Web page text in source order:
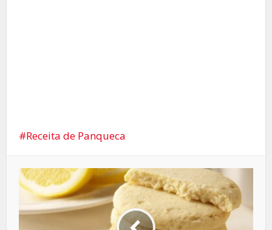
Receita de Panqueca